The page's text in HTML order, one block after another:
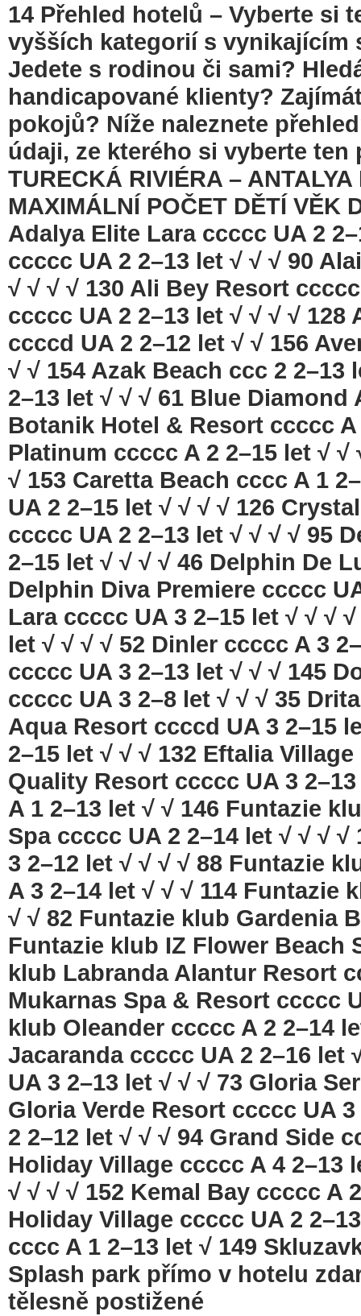
14 Přehled hotelů – Vyberte si
vyšších kategorií s vynikajícím
Jedete s rodinou či sami?
handicapované klienty?
pokojů? Níže naleznete
údaji, ze kterého si vyberte
TURECKÁ RIVIÉRA –
MAXIMÁLNÍ POČET DĚTÍ VĚK
Adalya Elite Lara ccccc UA 2
ccccc UA 2 2–13 let √ √ √ 90
√ √ √ √ 130 Ali Bey Resort
ccccc UA 2 2–13 let √ √ √ √
ccccd UA 2 2–12 let √ √ 156
√ √ 154 Azak Beach ccc 2
2–13 let √ √ √ 61 Blue Diamond
Botanik Hotel & Resort ccccc
Platinum ccccc A 2 2–15 let √ √
√ 153 Caretta Beach cccc A 1
UA 2 2–15 let √ √ √ √ 126
ccccc UA 2 2–13 let √ √ √ √ 95
2–15 let √ √ √ √ 46 Delphin De
Delphin Diva Premiere ccccc
Lara ccccc UA 3 2–15 let √ √ √
let √ √ √ √ 52 Dinler ccccc A 3
ccccc UA 3 2–13 let √ √ √ 145
ccccc UA 3 2–8 let √ √ √ 35
Aqua Resort ccccd UA 3 2–15
2–15 let √ √ √ 132 Eftalia
Quality Resort ccccc UA 3
A 1 2–13 let √ √ 146 Funtazie
Spa ccccc UA 2 2–14 let √ √ √
3 2–12 let √ √ √ √ 88 Funtazie
A 3 2–14 let √ √ √ 114 Funtazie
√ √ 82 Funtazie klub Gardenia
Funtazie klub IZ Flower Beach
klub Labranda Alantur Resort
Mukarnas Spa & Resort ccccc
klub Oleander ccccc A 2 2–14
Jacaranda ccccc UA 2 2–16 let
UA 3 2–13 let √ √ √ 73 Gloria
Gloria Verde Resort ccccc UA
2 2–12 let √ √ √ 94 Grand Side
Holiday Village ccccc A 4 2–13
√ √ √ √ 152 Kemal Bay ccccc A
Holiday Village ccccc UA 2
cccc A 1 2–13 let √ 149
Splash park přímo v hotelu
tělesně postižené